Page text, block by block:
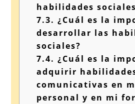
habilidades
7.3. ¿Cuál es la
desarrollar las
sociales?
7.4. ¿Cuál es la
adquirir
comunicativas en
personal y en mi